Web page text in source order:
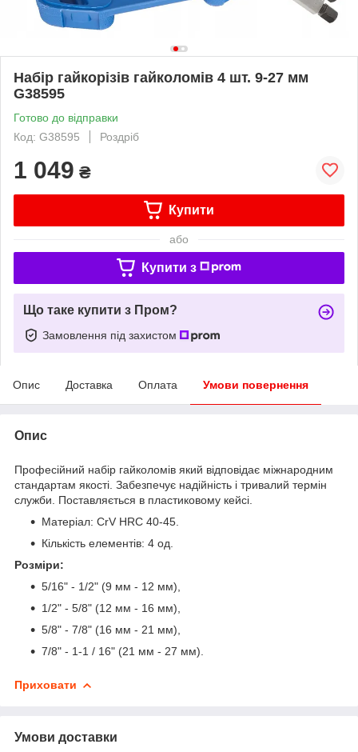
Набір гайкорізів гайколомів 4 шт. 9-27 мм
G38595
Готово до відправки
Код: G38595
Роздріб
1 049 ₴
Купити
або
Купити з
Що таке купити з Пром?
Замовлення під захистом
Опис Доставка Оплата Умови повернення
Опис
Професійний набір гайколомів який відповідає міжнародним
стандартам якості. Забезпечує надійність і тривалий термін
служби. Поставляється в пластиковому кейсі.
Матеріал: CrV HRC 40-45.
Кількість елементів: 4 од.
Розміри:
5/16" - 1/2" (9 мм - 12 мм),
1/2" - 5/8" (12 мм - 16 мм),
5/8" - 7/8" (16 мм - 21 мм),
7/8" - 1-1 / 16" (21 мм - 27 мм).
Приховати
Умови доставки